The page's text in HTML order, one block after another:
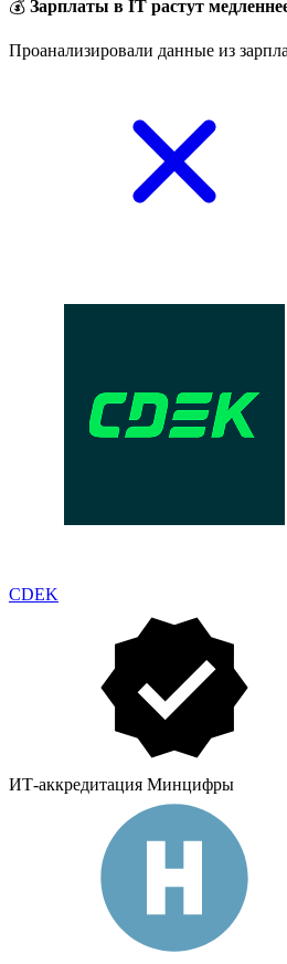
💰 Зарплаты в IT растут
Проанализировали данные из
CDEK
ИТ-аккредитация Минцифры